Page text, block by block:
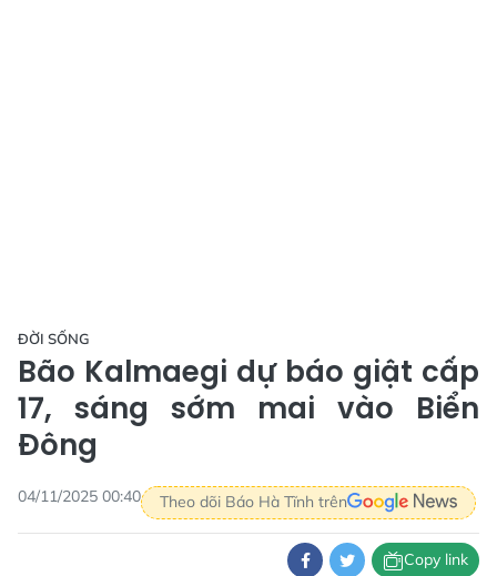
ĐỜI SỐNG
Bão Kalmaegi dự báo giật cấp
17, sáng sớm mai vào Biển
Đông
04/11/2025 00:40 Theo dõi Báo Hà Tĩnh trên
Copy link